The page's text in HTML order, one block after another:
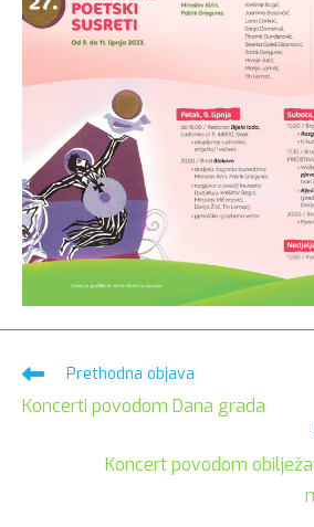
Pročitaj
članaka
Prethodna objava
Koncerti povodom Dana grada
Koncert povodom